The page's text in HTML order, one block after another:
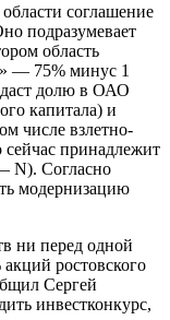
соглашение
подразумевает
область
— 75% минус 1
долю в ОАО
капитала) и
числе взлетно-
сейчас принадлежит
N). Согласно
модернизацию
ни перед одной
ростовского
Сергей
инвестконкурс,